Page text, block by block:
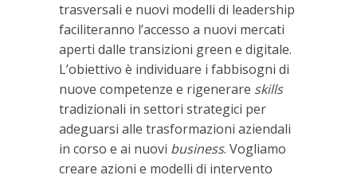
trasversali e nuovi modelli di leadership
faciliteranno l’accesso a nuovi mercati
aperti dalle transizioni green e digitale.
L’obiettivo è individuare i fabbisogni di
nuove competenze e rigenerare skills
tradizionali in settori strategici per
adeguarsi alle trasformazioni aziendali
in corso e ai nuovi business. Vogliamo
creare azioni e modelli di intervento